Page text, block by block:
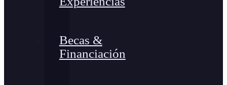
Becas &
Financiación